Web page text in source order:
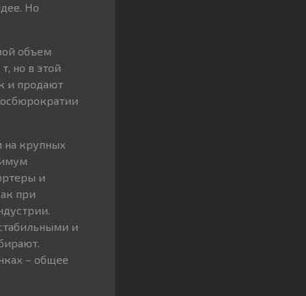
Но
объем
но в этой
и продают
на крупных
и
при
и
– общее